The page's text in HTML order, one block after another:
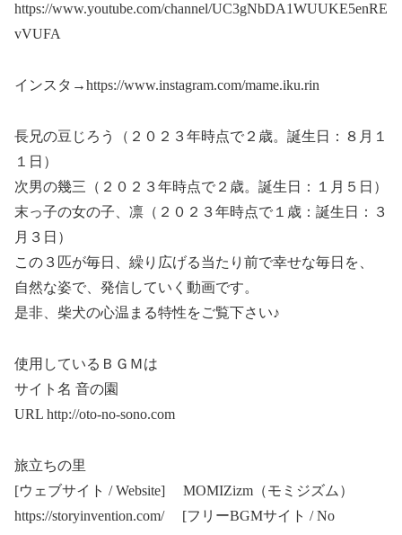
https://www.youtube.com/channel/UC3gNbDA1WUUKE5enRE
vVUFA
インスタ→https://www.instagram.com/mame.iku.rin
長兄の豆じろう（２０２３年時点で２歳。誕生日：８月１
１日）
次男の幾三（２０２３年時点で２歳。誕生日：１月５日）
末っ子の女の子、凛（２０２３年時点で１歳：誕生日：３
月３日）
この３匹が毎日、繰り広げる当たり前で幸せな毎日を、
自然な姿で、発信していく動画です。
是非、柴犬の心温まる特性をご覧下さい♪
使用しているＢＧＭは
サイト名 音の園
URL http://oto-no-sono.com
旅立ちの里
[ウェブサイト / Website] MOMIZizm（モミジズム）
https://storyinvention.com/ [フリーBGMサイト / No